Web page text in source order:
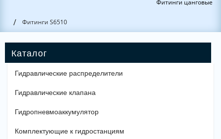
Фитинги цанговые
/ Фитинги S6510
Гидравлические распределители
Гидравлические клапана
Гидропневмоаккумулятор
Комплектующие к гидростанциям